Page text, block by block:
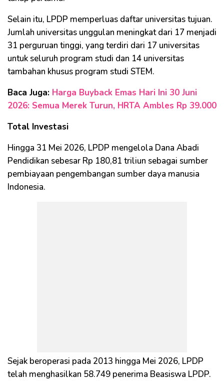
Selain itu, LPDP memperluas daftar universitas tujuan.
Jumlah universitas unggulan meningkat dari 17 menjadi
31 perguruan tinggi, yang terdiri dari 17 universitas
untuk seluruh program studi dan 14 universitas
tambahan khusus program studi STEM.
Baca Juga: Harga Buyback Emas Hari Ini 30 Juni
2026: Semua Merek Turun, HRTA Ambles Rp 39.000
Total Investasi
Hingga 31 Mei 2026, LPDP mengelola Dana Abadi
Pendidikan sebesar Rp 180,81 triliun sebagai sumber
pembiayaan pengembangan sumber daya manusia
Indonesia.
Sejak beroperasi pada 2013 hingga Mei 2026, LPDP
telah menghasilkan 58.749 penerima Beasiswa LPDP.